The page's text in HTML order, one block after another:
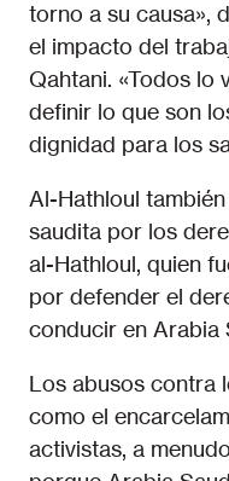
torno a su causa»,
el impacto del
Qahtani. «Todos lo
definir lo que son
dignidad para los
Al-Hathloul
saudita por los
al-Hathloul, quien
por defender el
conducir en Arabia
Los abusos contra
como el
activistas, a